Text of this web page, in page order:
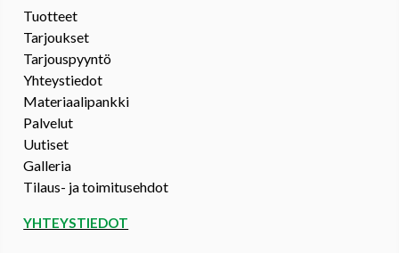
Tuotteet
Tarjoukset
Tarjouspyyntö
Yhteystiedot
Materiaalipankki
Palvelut
Uutiset
Galleria
Tilaus- ja toimitusehdot
YHTEYSTIEDOT